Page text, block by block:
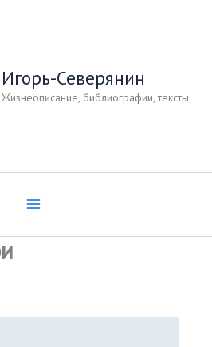
Игорь-Северянин
Жизнеописание, библиографии, тексты